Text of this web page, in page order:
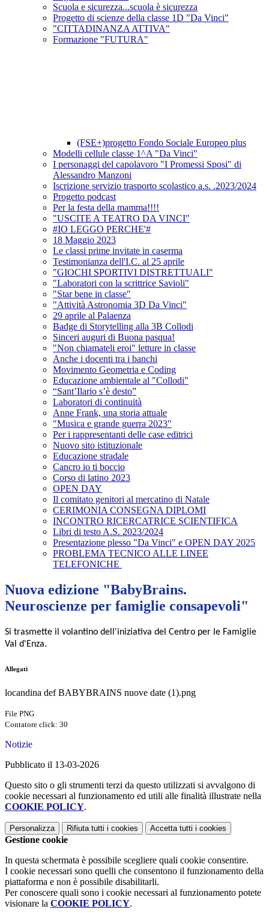
Scuola e sicurezza...scuola è sicurezza
Progetto di scienze della classe 1D "Da Vinci"
"CITTADINANZA ATTIVA"
Formazione "FUTURA"
(FSE+)progetto Fondo Sociale Europeo plus
Modelli cellule classe 1^A "Da Vinci"
I personaggi del capolavoro "I Promessi Sposi" di
Alessandro Manzoni
Iscrizione servizio trasporto scolastico a.s. .2023/2024
Progetto podcast
Per la festa della mamma!!!!
"USCITE A TEATRO DA VINCI"
#IO LEGGO PERCHE'#
18 Maggio 2023
Le classi prime invitate in caserma
Testimonianza dell'I.C. al 25 aprile
"GIOCHI SPORTIVI DISTRETTUALI"
"Laboratori con la scrittrice Savioli"
"Star bene in classe"
"Attività Astronomia 3D Da Vinci"
29 aprile al Palaenza
Badge di Storytelling alla 3B Collodi
Sinceri auguri di Buona pasqua!
"Non chiamateli eroi" letture in classe
Anche i docenti tra i banchi
Movimento Geometria e Coding
Educazione ambientale al "Collodi"
“Sant’Ilario s’è desto”
Laboratori di continuità
Anne Frank, una storia attuale
"Musica e grande guerra 2023"
Per i rappresentanti delle case editrici
Nuovo sito istituzionale
Educazione stradale
Cancro io ti boccio
Corso di latino 2023
OPEN DAY
Il comitato genitori al mercatino di Natale
CERIMONIA CONSEGNA DIPLOMI
INCONTRO RICERCATRICE SCIENTIFICA
Libri di testo A.S. 2023/2024
Presentazione plesso "Da Vinci" e OPEN DAY 2025
PROBLEMA TECNICO ALLE LINEE
TELEFONICHE
Nuova edizione "BabyBrains.
Neuroscienze per famiglie consapevoli"
Si trasmette il volantino dell 'iniziativa del Centro per le Famiglie
Val d'Enza.
Allegati
locandina def BABYBRAINS nuove date (1).png
File PNG
Contatore click: 30
Notizie
Pubblicato il 13-03-2026
Questo sito o gli strumenti terzi da questo utilizzati si avvalgono di
cookie necessari al funzionamento ed utili alle finalità illustrate nella
COOKIE POLICY.
Personalizza Rifiuta tutti i cookies Accetta tutti i cookies
Gestione cookie
In questa schermata è possibile scegliere quali cookie consentire.
I cookie necessari sono quelli che consentono il funzionamento della
piattaforma e non è possibile disabilitarli.
Per conoscere quali sono i cookie necessari al funzionamento potete
visionare la COOKIE POLICY.